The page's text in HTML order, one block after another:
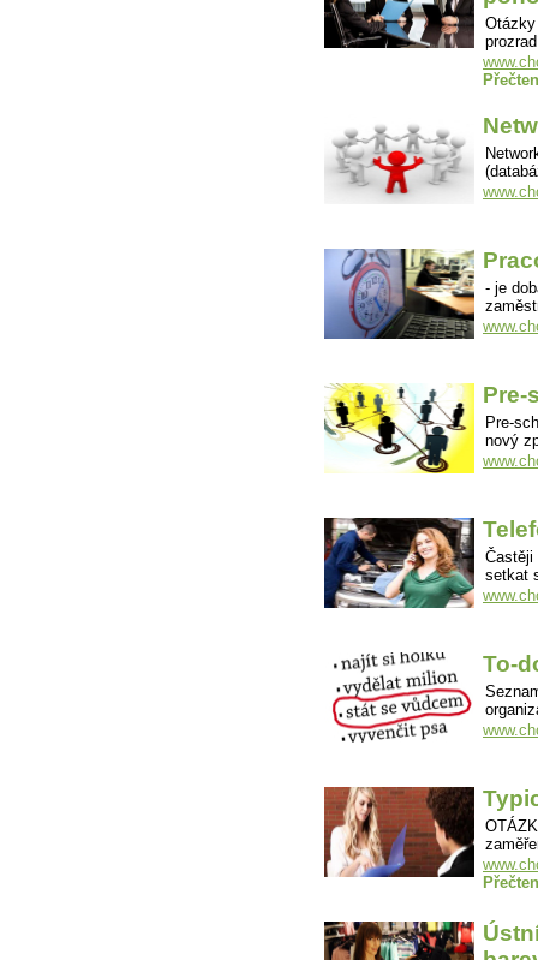
Otázky
- je
Pre-
Pre-
nový
Častěji
setkat
To-